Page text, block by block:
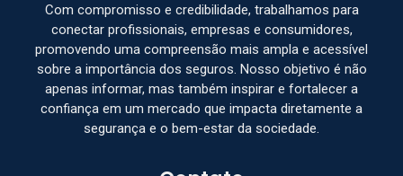
Com compromisso e credibilidade, trabalhamos para
conectar profissionais, empresas e consumidores,
promovendo uma compreensão mais ampla e acessível
sobre a importância dos seguros. Nosso objetivo é não
apenas informar, mas também inspirar e fortalecer a
confiança em um mercado que impacta diretamente a
segurança e o bem-estar da sociedade.